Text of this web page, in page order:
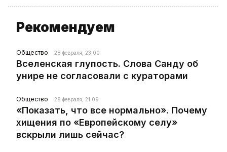
Рекомендуем
Общество 28 февраля, 23:00
Вселенская глупость. Слова Санду об
унире не согласовали с кураторами
Общество 28 февраля, 21:09
«Показать, что все нормально». Почему
хищения по «Европейскому селу»
вскрыли лишь сейчас?